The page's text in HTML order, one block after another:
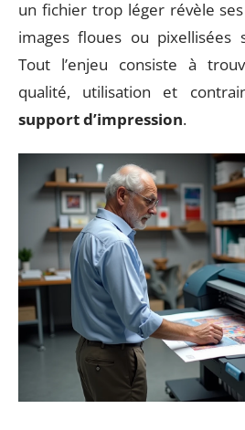
un fichier trop léger révèle
images floues ou
Tout l’enjeu consiste à
qualité, utilisation et
support d’impression.